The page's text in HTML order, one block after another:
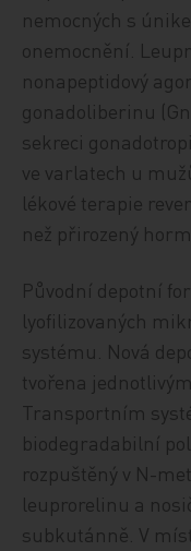
nemocných s
onemocnění.
nonapeptidový
gonadoliberinu
sekreci
ve varlatech u
lékové terapie
než přirozený
Původní depotní
lyofilizovaných
systému. Nová
tvořena
Transportním
biodegradabilní
rozpuštěný v N-
leuprorelinu a
subkutánně. V